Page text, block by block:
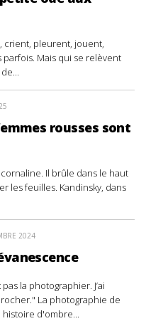
crient, pleurent, jouent,
Mais qui se relèvent
rousses sont
cornaline. Il brûle dans le haut
les feuilles. Kandinsky, dans
2024
la photographier. J’ai
La photographie de
d'ombre...